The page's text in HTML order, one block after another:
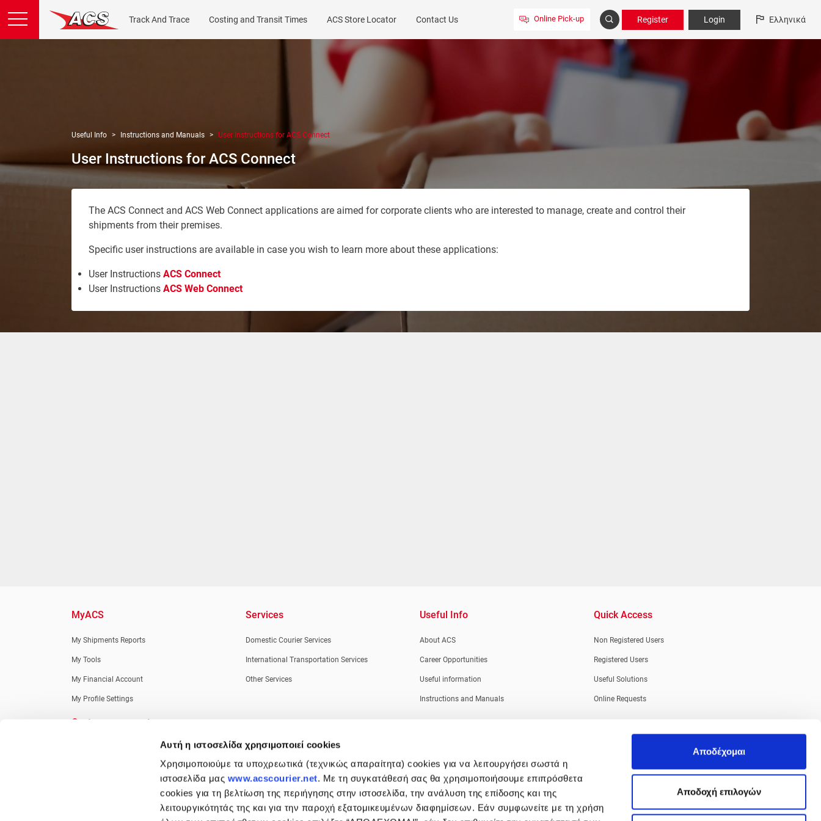
Αυτή η ιστοσελίδα χρησιμοποιεί cookies
Χρησιμοποιούμε τα υποχρεωτικά (τεχνικώς απαραίτητα) cookies για να λειτουργήσει σωστά η
ιστοσελίδα μας www.acscourier.net. Με τη συγκατάθεσή σας θα χρησιμοποιήσουμε επιπρόσθετα
cookies για τη βελτίωση της περιήγησης στην ιστοσελίδα, την ανάλυση της επίδοσης και της
λειτουργικότητάς της και για την παροχή εξατομικευμένων διαφημίσεων. Εάν συμφωνείτε με τη χρήση
Αποδέχομαι
Aποδοχή επιλογών
Track And Trace Costing and Transit Times ACS Store Locator Contact Us Online Pick-up Register Login Ελληνικά
Useful Info Instructions and Manuals User Instructions for ACS Connect
User Instructions for ACS Connect
The ACS Connect and ACS Web Connect applications are aimed for corporate clients who are interested to manage, create and control their
shipments from their premises.
Specific user instructions are available in case you wish to learn more about these applications:
User Instructions ACS Connect
User Instructions ACS Web Connect
MyACS
My Shipments Reports
My Tools
My Financial Account
My Profile Settings
Services
Domestic Courier Services
International Transportation Services
Other Services
Useful Info
About ACS
Career Opportunities
Useful information
Instructions and Manuals
Quick Access
Non Registered Users
Registered Users
Useful Solutions
Online Requests
Customer support